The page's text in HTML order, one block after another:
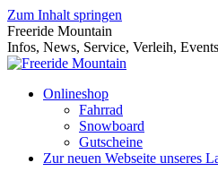
Zum Inhalt springen
Freeride Mountain
Infos, News, Service, Verleih,
Onlineshop
Fahrrad
Snowboard
Gutscheine
Zur neuen Webseite unseres